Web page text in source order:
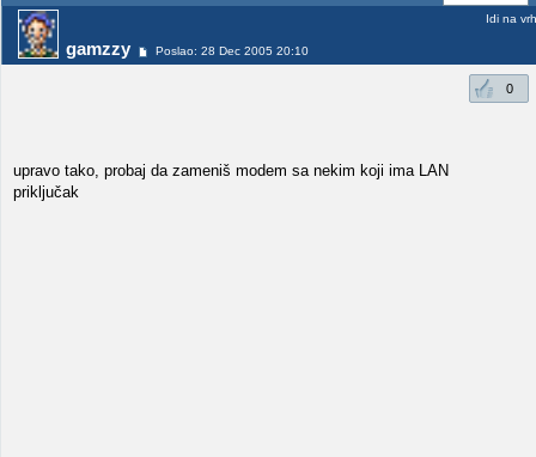
gamzzy Poslao: 28 Dec 2005 20:10
Idi na vrh
0
upravo tako, probaj da zameniš modem sa nekim koji ima LAN
priključak